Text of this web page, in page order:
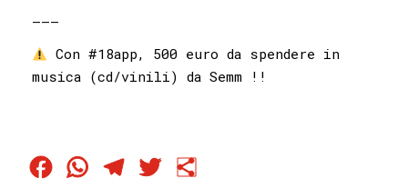
———
Con #18app, 500 euro da spendere in
musica (cd/vinili) da Semm !!
Facebook
WhatsApp
Telegram
Twitter